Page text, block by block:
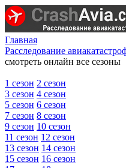
Главная
Расследование
смотреть онлайн все сезоны
1 сезон 2 сезон
3 сезон 4 сезон
5 сезон 6 сезон
7 сезон 8 сезон
9 сезон 10 сезон
11 сезон 12 сезон
13 сезон 14 сезон
15 сезон 16 сезон